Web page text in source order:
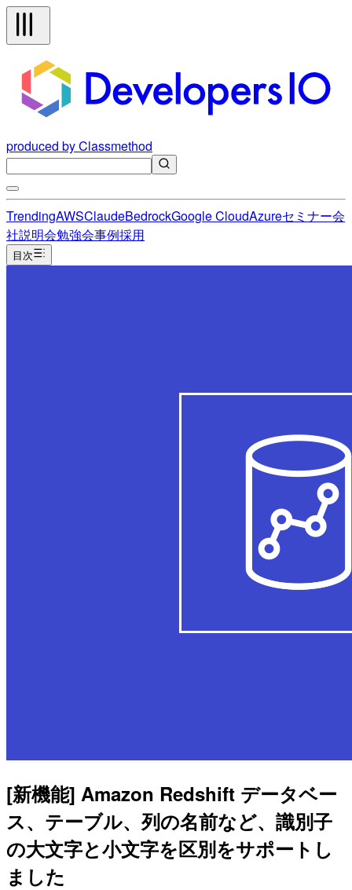
produced by Classmethod
TrendingAWSClaudeBedrockGoogle CloudAzureセミナー会
社説明会勉強会事例採用
目次
[新機能] Amazon Redshift データベー
ス、テーブル、列の名前など、識別子
の大文字と小文字を区別をサポートし
ました